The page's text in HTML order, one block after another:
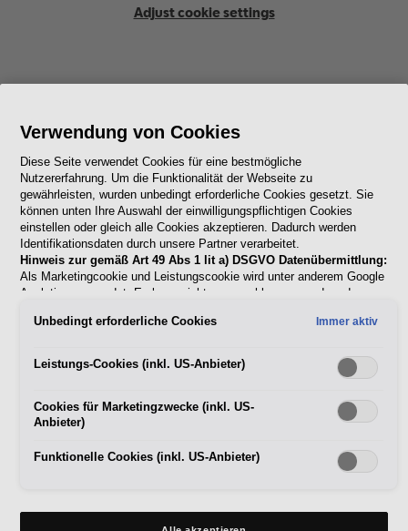
Adjust cookie settings
Einfach wie noch nie und rund um die Uhr
SEAT Servicebuchung
online
Und so funktioniert es - Werkstatt-Termin online buchen - Schritt
Verwendung von Cookies
Diese Seite verwendet Cookies für eine bestmögliche
Nutzererfahrung. Um die Funktionalität der Webseite zu
gewährleisten, wurden unbedingt erforderliche Cookies gesetzt. Sie
können unten Ihre Auswahl der einwilligungspflichtigen Cookies
einstellen oder gleich alle Cookies akzeptieren. Dadurch werden
Identifikationsdaten durch unsere Partner verarbeitet.
Hinweis zur gemäß Art 49 Abs 1 lit a) DSGVO Datenübermittlung:
Als Marketingcookie und Leistungscookie wird unter anderem Google
Analytics verwendet. Es kann nicht ausgeschlossen werden, dass
die USA (insbesondere dort an die Google LLC) weitergibt. In den
gleichwertiges Datenschutzniveau und es fehlt an einem
Angemessenheitsbeschluss der Europäischen Kommission. Hieraus
Betroffener in den USA nicht wirksam durchsetzen können, in den
USA keine Datenschutzgrundsätze bestehen, und weil nicht
Sicherheitsbehörden einen Zugriff auf Daten erlangen können, wobei
Eingriffe in Ihre persönlichen Rechte und Freiheiten nicht auf das
Unbedingt erforderliche Cookies Immer aktiv
Leistungs-Cookies (inkl. US-Anbieter)
Cookies für Marketingzwecke (inkl. US-
Anbieter)
Funktionelle Cookies (inkl. US-Anbieter)